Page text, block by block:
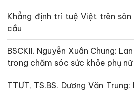
Khẳng định trí tuệ Việt trên
cầu
BSCKII. Nguyễn Xuân Chung:
trong chăm sóc sức khỏe phụ nữ
TTƯT, TS.BS. Dương Văn